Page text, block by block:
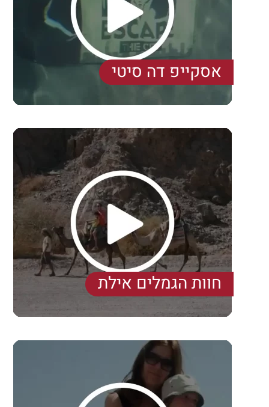
אסקייפ דה סיטי
חוות הגמלים אילת
הַמִּשְׁתֶּה
שוברי מתנה